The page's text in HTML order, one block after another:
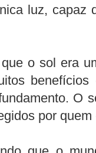
luz, capaz
o sol era
O
por